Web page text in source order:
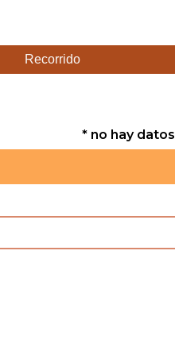
Recorrido
* no hay datos